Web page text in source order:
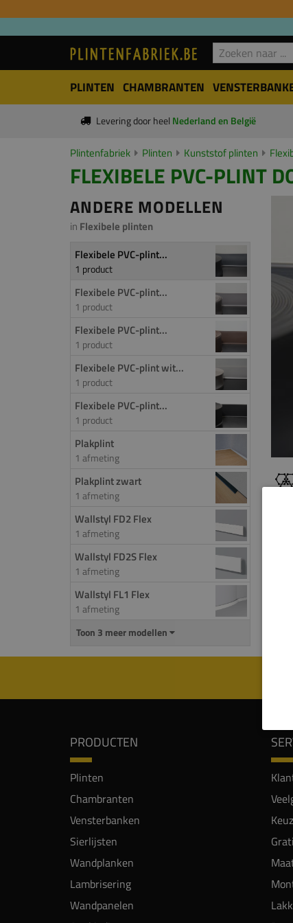
PLINTEN CHAMBRANTEN
Levering door heel Nederland en België
Plintenfabriek Plinten Kunststof plinten
FLEXIBELE PVC-PLINT
ANDERE MODELLEN
in Flexibele plinten
Flexibele PVC-plint...
1 product
Flexibele PVC-plint...
1 product
Flexibele PVC-plint...
1 product
Flexibele PVC-plint wit...
1 product
Flexibele PVC-plint...
1 product
Plakplint
1 afmeting
Plakplint zwart
1 afmeting
Wallstyl FD2 Flex
1 afmeting
Wallstyl FD2S Flex
1 afmeting
Wallstyl FL1 Flex
1 afmeting
Toon 3 meer modellen
PRODUCTEN
Plinten
Chambranten
Vensterbanken
Sierlijsten
Wandplanken
Lambrisering
Wandpanelen